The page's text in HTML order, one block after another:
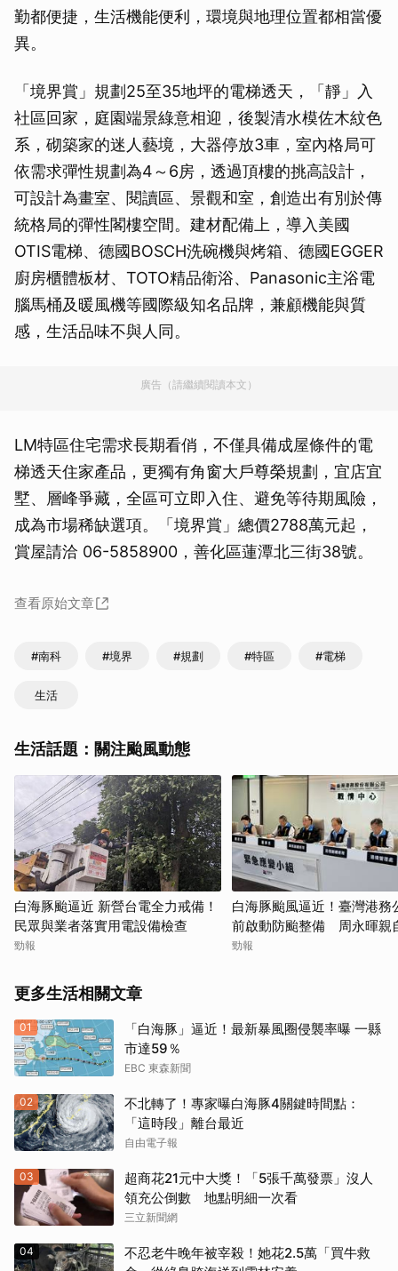
勤都便捷，生活機能便利，環境與地理位置都相當優
異。
「境界賞」規劃25至35地坪的電梯透天，「靜」入
社區回家，庭園端景綠意相迎，後製清水模佐木紋色
系，砌築家的迷人藝境，大器停放3車，室內格局可
依需求彈性規劃為4～6房，透過頂樓的挑高設計，
可設計為畫室、閱讀區、景觀和室，創造出有別於傳
統格局的彈性閣樓空間。建材配備上，導入美國
OTIS電梯、德國BOSCH洗碗機與烤箱、德國EGGER
廚房櫃體板材、TOTO精品衛浴、Panasonic主浴電
腦馬桶及暖風機等國際級知名品牌，兼顧機能與質
感，生活品味不與人同。
廣告（請繼續閱讀本文）
LM特區住宅需求長期看俏，不僅具備成屋條件的電
梯透天住家產品，更獨有角窗大戶尊榮規劃，宜店宜
墅、層峰爭藏，全區可立即入住、避免等待期風險，
成為市場稀缺選項。「境界賞」總價2788萬元起，
賞屋請洽 06-5858900，善化區蓮潭北三街38號。
查看原始文章
#南科 #境界 #規劃 #特區 #電梯
生活
生活話題：關注颱風動態
白海豚颱逼近 新營台電全力戒備！
民眾與業者落實用電設備檢查
勁報
白海豚颱風逼近！臺灣港務
前啟動防颱整備 周永暉親
應變會議
勁報
更多生活相關文章
01
「白海豚」逼近！最新暴風圈侵襲率曝 一縣
市達59％
EBC 東森新聞
02
不北轉了！專家曝白海豚4關鍵時間點：
「這時段」離台最近
自由電子報
03
超商花21元中大獎！「5張千萬發票」沒人
領充公倒數 地點明細一次看
三立新聞網
04
不忍老牛晚年被宰殺！她花2.5萬「買牛救